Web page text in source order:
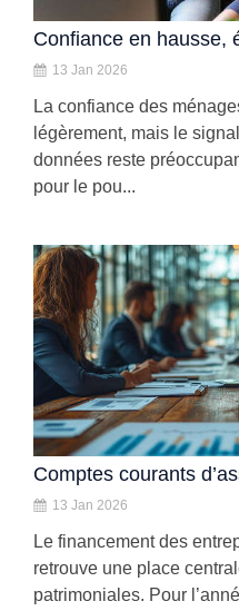
13 Jan 2026
La confiance des
légèrement, mais le
données reste
pour le pou...
13 Jan 2026
Le financement des
retrouve une place
patrimoniales. Pour